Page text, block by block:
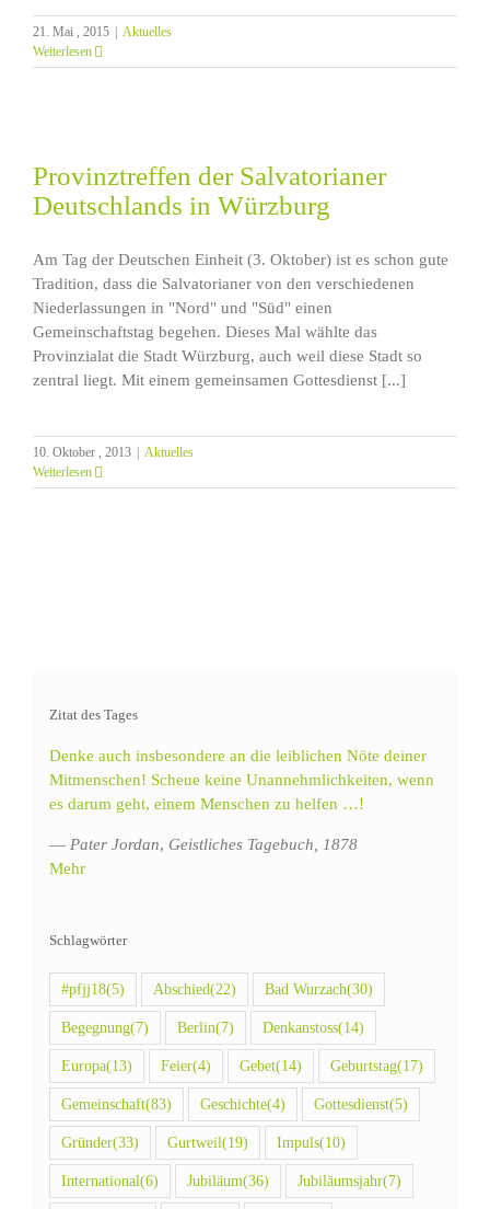
21. Mai , 2015 | Aktuelles
Weiterlesen
Provinztreffen der Salvatorianer
Deutschlands in Würzburg
Am Tag der Deutschen Einheit (3. Oktober) ist es schon gute
Tradition, dass die Salvatorianer von den verschiedenen
Niederlassungen in "Nord" und "Süd" einen
Gemeinschaftstag begehen. Dieses Mal wählte das
Provinzialat die Stadt Würzburg, auch weil diese Stadt so
zentral liegt. Mit einem gemeinsamen Gottesdienst [...]
10. Oktober , 2013 | Aktuelles
Weiterlesen
Zitat des Tages
Denke auch insbesondere an die leiblichen Nöte deiner
Mitmenschen! Scheue keine Unannehmlichkeiten, wenn
es darum geht, einem Menschen zu helfen …!
— Pater Jordan, Geistliches Tagebuch, 1878
Mehr
Schlagwörter
#pfjj18(5) Abschied(22) Bad Wurzach(30)
Begegnung(7) Berlin(7) Denkanstoss(14)
Europa(13) Feier(4) Gebet(14) Geburtstag(17)
Gemeinschaft(83) Geschichte(4) Gottesdienst(5)
Gründer(33) Gurtweil(19) Impuls(10)
International(6) Jubiläum(36) Jubiläumsjahr(7)